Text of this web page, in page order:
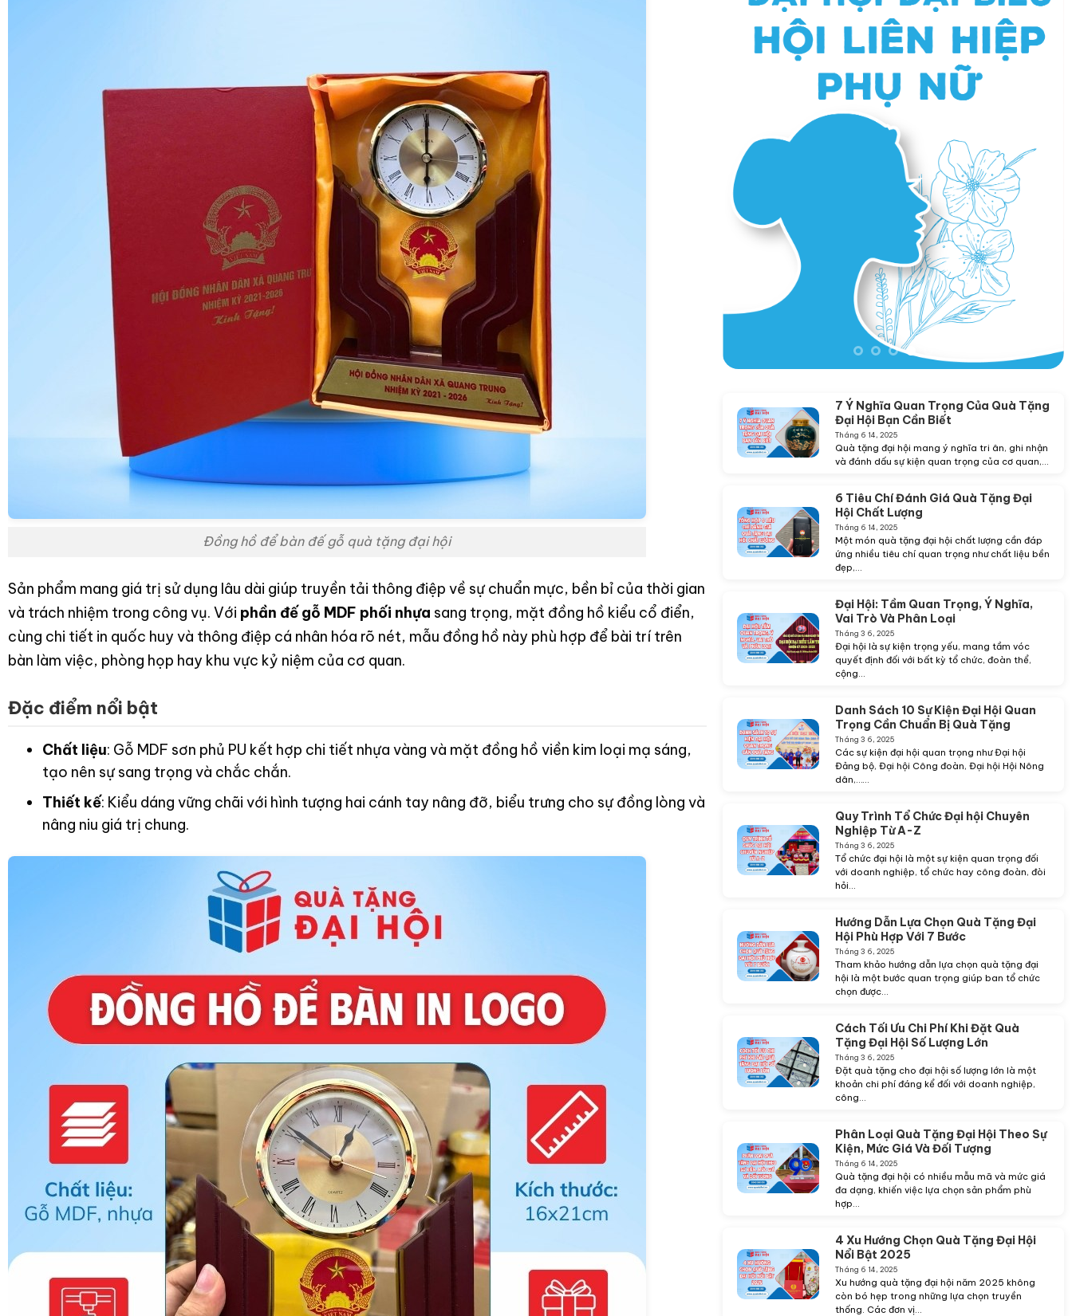
Đồng hồ để bàn đế gỗ quà tặng đại hội
Sản phẩm mang giá trị sử dụng lâu dài giúp truyền tải thông điệp về sự chuẩn mực, bền bỉ của thời gian
và trách nhiệm trong công vụ. Với phần đế gỗ MDF phối nhựa sang trọng, mặt đồng hồ kiểu cổ điển,
cùng chi tiết in quốc huy và thông điệp cá nhân hóa rõ nét, mẫu đồng hồ này phù hợp để bài trí trên
bàn làm việc, phòng họp hay khu vực kỷ niệm của cơ quan.
Đặc điểm nổi bật
Chất liệu: Gỗ MDF sơn phủ PU kết hợp chi tiết nhựa vàng và mặt đồng hồ viền kim loại mạ sáng,
tạo nên sự sang trọng và chắc chắn.
Thiết kế: Kiểu dáng vững chãi với hình tượng hai cánh tay nâng đỡ, biểu trưng cho sự đồng lòng và
nâng niu giá trị chung.
7 Ý Nghĩa Quan Trọng Của Quà Tặng
Đại Hội Bạn Cần Biết
Tháng 6 14, 2025
Quà tặng đại hội mang ý nghĩa tri ân, ghi nhận
và đánh dấu sự kiện quan trọng của cơ quan,...
6 Tiêu Chí Đánh Giá Quà Tặng Đại
Hội Chất Lượng
Tháng 6 14, 2025
Một món quà tặng đại hội chất lượng cần đáp
ứng nhiều tiêu chí quan trọng như chất liệu bền
đẹp,...
Đại Hội: Tầm Quan Trọng, Ý Nghĩa,
Vai Trò Và Phân Loại
Tháng 3 6, 2025
Đại hội là sự kiện trọng yếu, mang tầm vóc
quyết định đối với bất kỳ tổ chức, đoàn thể,
cộng...
Danh Sách 10 Sự Kiện Đại Hội Quan
Trọng Cần Chuẩn Bị Quà Tặng
Tháng 3 6, 2025
Các sự kiện đại hội quan trọng như Đại hội
Đảng bộ, Đại hội Công đoàn, Đại hội Hội Nông
dân,…...
Quy Trình Tổ Chức Đại hội Chuyên
Nghiệp Từ A-Z
Tháng 3 6, 2025
Tổ chức đại hội là một sự kiện quan trọng đối
với doanh nghiệp, tổ chức hay công đoàn, đòi
hỏi...
Hướng Dẫn Lựa Chọn Quà Tặng Đại
Hội Phù Hợp Với 7 Bước
Tháng 3 6, 2025
Tham khảo hướng dẫn lựa chọn quà tặng đại
hội là một bước quan trọng giúp ban tổ chức
chọn được...
Cách Tối Ưu Chi Phí Khi Đặt Quà
Tặng Đại Hội Số Lượng Lớn
Tháng 3 6, 2025
Đặt quà tặng cho đại hội số lượng lớn là một
khoản chi phí đáng kể đối với doanh nghiệp,
công...
Phân Loại Quà Tặng Đại Hội Theo Sự
Kiện, Mức Giá Và Đối Tượng
Tháng 6 14, 2025
Quà tặng đại hội có nhiều mẫu mã và mức giá
đa dạng, khiến việc lựa chọn sản phẩm phù
hợp...
4 Xu Hướng Chọn Quà Tặng Đại Hội
Nổi Bật 2025
Tháng 6 14, 2025
Xu hướng quà tặng đại hội năm 2025 không
còn bó hẹp trong những lựa chọn truyền
thống. Các đơn vị...